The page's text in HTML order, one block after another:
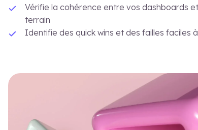
Vérifie la cohérence entre vos dashboards
terrain
Identifie des quick wins et des failles faciles